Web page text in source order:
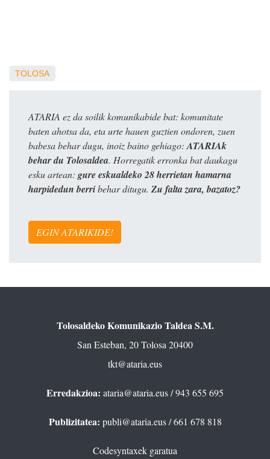
TOLOSA
ATARIA ez da soilik komunikabide bat: komunitate
baten ahotsa da, eta urte hauen guztien ondoren, zuen
babesa behar dugu, inoiz baino gehiago: ATARIAk
behar du Tolosaldea. Horregatik erronka bat daukagu
esku artean: gure eskualdeko 28 herrietan hamarna
harpidedun berribehar ditugu. Zu falta zara, bazatoz?
EGIN ATARIKIDE!
Tolosaldeko Komunikazio Taldea S.M.
San Esteban, 20 Tolosa 20400
tkt@ataria.eus
Erredakzioa: ataria@ataria.eus/ 943 655 695
Publizitatea: publi@ataria.eus/ 661 678 818
Codesyntaxek garatua